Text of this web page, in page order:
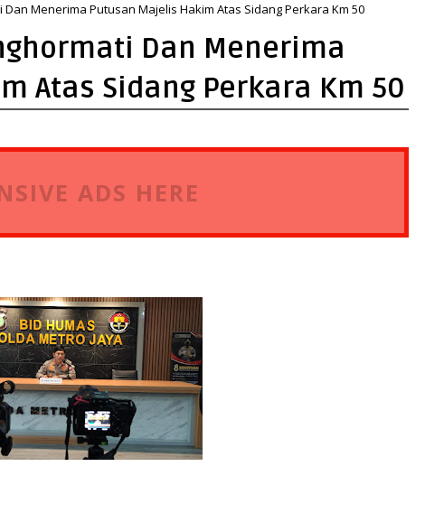
Menerima Putusan Majelis Hakim Atas Sidang Perkara Km 50
Dan Menerima
Atas Sidang Perkara Km 50
ADS HERE